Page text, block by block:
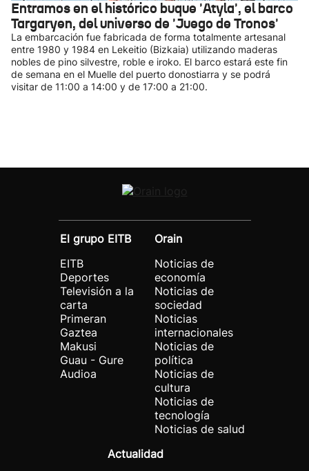
Entramos en el histórico buque 'Atyla', el barco
Targaryen, del universo de 'Juego de Tronos'
La embarcación fue fabricada de forma totalmente artesanal
entre 1980 y 1984 en Lekeitio (Bizkaia) utilizando maderas
nobles de pino silvestre, roble e iroko. El barco estará este fin
de semana en el Muelle del puerto donostiarra y se podrá
visitar de 11:00 a 14:00 y de 17:00 a 21:00.
El grupo EITB
EITB
Deportes
Televisión a la
carta
Primeran
Gaztea
Makusi
Guau - Gure
Audioa
Orain
Noticias de
economía
Noticias de
sociedad
Noticias
internacionales
Noticias de
política
Noticias de
cultura
Noticias de
tecnología
Noticias de salud
Actualidad